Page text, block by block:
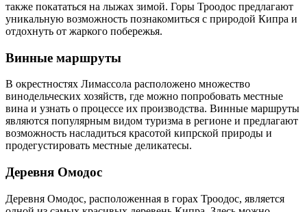
также покататься на лыжах зимой. Горы Троодос предлагают
уникальную возможность познакомиться с природой Кипра и
отдохнуть от жаркого побережья.
Винные маршруты
В окрестностях Лимассола расположено множество
винодельческих хозяйств, где можно попробовать местные
вина и узнать о процессе их производства. Винные маршруты
являются популярным видом туризма в регионе и предлагают
возможность насладиться красотой кипрской природы и
продегустировать местные деликатесы.
Деревня Омодос
Деревня Омодос, расположенная в горах Троодос, является